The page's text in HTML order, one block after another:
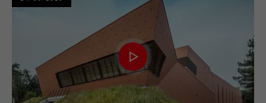
3 mois
Cookie identificateur de navigateur
NOM li_sugr